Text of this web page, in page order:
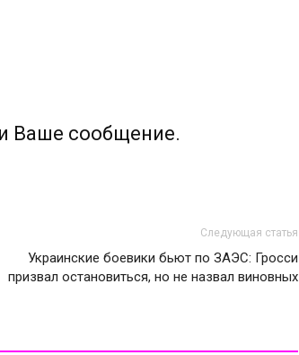
Ваше сообщение.
Следующая статья
Украинские боевики бьют по ЗАЭС: Гросси
призвал остановиться, но не назвал виновных